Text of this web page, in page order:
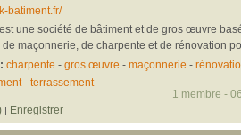
batiment.fr/
une société de bâtiment et de gros œuvre
de maçonnerie, de charpente et de rénovation
charpente - gros œuvre - maçonnerie -
- terrassement-
| Enregistrer
1 membre -